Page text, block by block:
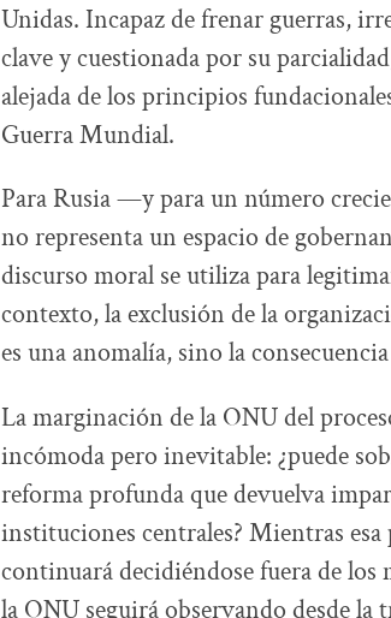
Unidas. Incapaz de frenar guerras,
clave y cuestionada por su
alejada de los principios
Guerra Mundial.
Para Rusia —y para un número
no representa un espacio de
discurso moral se utiliza para
contexto, la exclusión de la
es una anomalía, sino la
La marginación de la ONU del
incómoda pero inevitable: ¿puede
reforma profunda que devuelva
instituciones centrales? Mientras
continuará decidiéndose fuera de los
la ONU seguirá observando desde la